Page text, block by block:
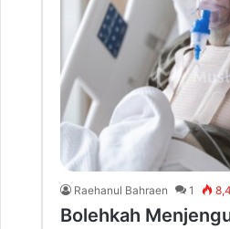
Raehanul Bahraen 1
Bolehkah